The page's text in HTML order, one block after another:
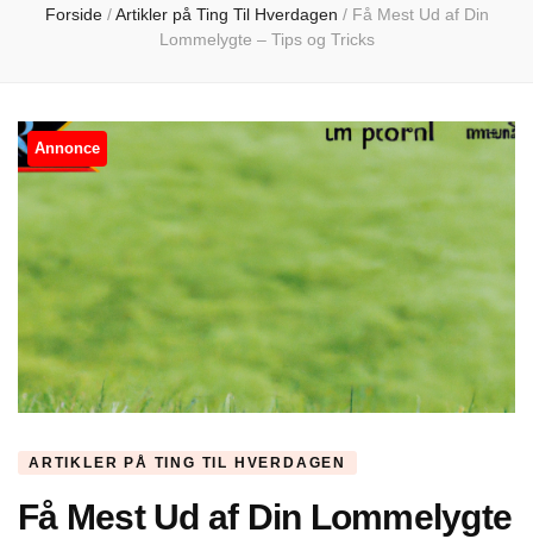
Forside / Artikler på Ting Til Hverdagen / Få Mest Ud af Din
Lommelygte – Tips og Tricks
Annonce
ARTIKLER PÅ TING TIL HVERDAGEN
Få Mest Ud af Din Lommelygte